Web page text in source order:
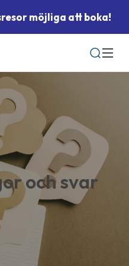
möjliga att boka!
Sök
och svar